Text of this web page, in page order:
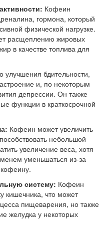
Кофеин
гормона, который
физической нагрузке.
расщеплению жировых
в качестве топлива для
улучшения бдительности,
и, по некоторым
депрессии. Он также
функции в краткосрочной
Кофеин может увеличить
небольшой
увеличение веса, хотя
уменьшаться из-за
кофеину.
систему: Кофеин
кишечника, что может
пищеварения, но также
желудка у некоторых